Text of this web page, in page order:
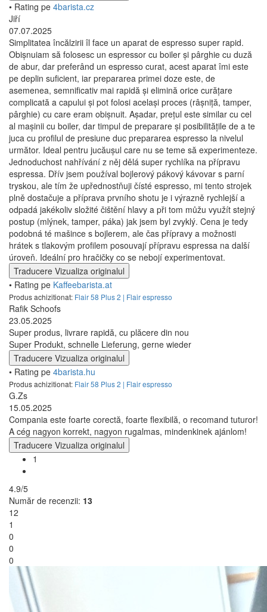
• Rating pe 4barista.cz
Jiří
07.07.2025
Simplitatea încălzirii îl face un aparat de espresso super rapid.
Obișnuiam să folosesc un espressor cu boiler și pârghie cu duză
de abur, dar preferând un espresso curat, acest aparat îmi este
pe deplin suficient, iar prepararea primei doze este, de
asemenea, semnificativ mai rapidă și elimină orice curățare
complicată a capului și pot folosi același proces (râșniță, tamper,
pârghie) cu care eram obișnuit. Așadar, prețul este similar cu cel
al mașinii cu boiler, dar timpul de preparare și posibilitățile de a te
juca cu profilul de presiune duc prepararea espresso la nivelul
următor. Ideal pentru jucăușul care nu se teme să experimenteze.
Jednoduchost nahřívání z něj dělá super rychlíka na přípravu
espressa. Dřív jsem používal bojlerový pákový kávovar s parní
tryskou, ale tím že upřednostňuji čísté espresso, mi tento strojek
plně dostačuje a příprava prvního shotu je i výrazně rychlejší a
odpadá jakékoliv složité čištění hlavy a při tom můžu využít stejný
postup (mlýnek, tamper, páka) jak jsem byl zvyklý. Cena je tedy
podobná té mašince s bojlerem, ale čas přípravy a možnosti
hrátek s tlakovým profilem posouvají přípravu espressa na další
úroveň. Ideální pro hračičky co se nebojí experimentovat.
Traducere Vizualiza originalul
• Rating pe Kaffeebarista.at
Produs achizitionat: Flair 58 Plus 2 | Flair espresso
Rafik Schoofs
23.05.2025
Super produs, livrare rapidă, cu plăcere din nou
Super Produkt, schnelle Lieferung, gerne wieder
Traducere Vizualiza originalul
• Rating pe 4barista.hu
Produs achizitionat: Flair 58 Plus 2 | Flair espresso
G.Zs
15.05.2025
Compania este foarte corectă, foarte flexibilă, o recomand tuturor!
A cég nagyon korrekt, nagyon rugalmas, mindenkinek ajánlom!
Traducere Vizualiza originalul
1
4.9/5
Număr de recenzii: 13
12
1
0
0
0